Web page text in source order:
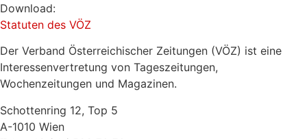
Download:
Statuten des VÖZ
Der Verband Österreichischer Zeitungen (VÖZ) ist eine
Interessenvertretung von Tageszeitungen,
Wochenzeitungen und Magazinen.
Schottenring 12, Top 5
A-1010 Wien